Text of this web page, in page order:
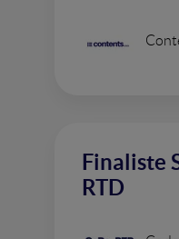
Finaliste
RTD